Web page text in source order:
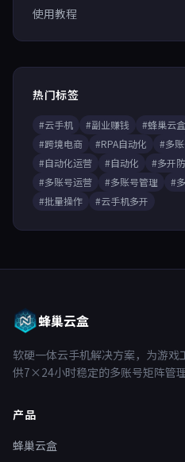
使用教程
热门标签
#云手机 #副业赚钱 #蜂巢云盒
#跨境电商
#RPA自动化 #多
#自动化运营
#自动化 #多开
#多账号运营
#多账号管理 #
#批量操作
#云手机多开
蜂巢云盒
软硬一体云手机解决方案，为游
供7×24小时稳定的多账号矩阵管理
产品
蜂巢云盒